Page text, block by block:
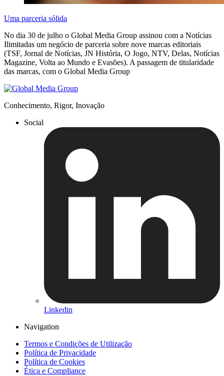
Uma parceria sólida
No dia 30 de julho o Global Media Group assinou com a Notícias
Ilimitadas um negócio de parceria sobre nove marcas editoriais
(TSF, Jornal de Notícias, JN História, O Jogo, NTV, Delas, Notícias
Magazine, Volta ao Mundo e Evasões). A passagem de titularidade
das marcas, com o Global Media Group
Conhecimento, Rigor, Inovação
Social
Linkedin
Navigation
Termos e Condições de Utilização
Política de Privacidade
Política de Cookies
Ética e Compliance